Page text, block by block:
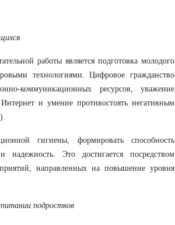
работы является подготовка молодого
технологиями. Цифровое гражданство
коммуникационных ресурсов, уважение
и умение противостоять негативным
гигиены, формировать способность
Это достигается посредством
направленных на повышение уровня
подростков